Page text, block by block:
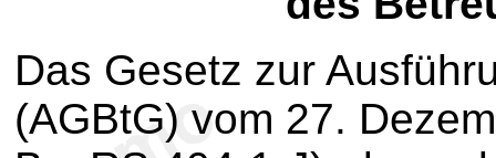
Das Gesetz zur
(AGBtG) vom 27.